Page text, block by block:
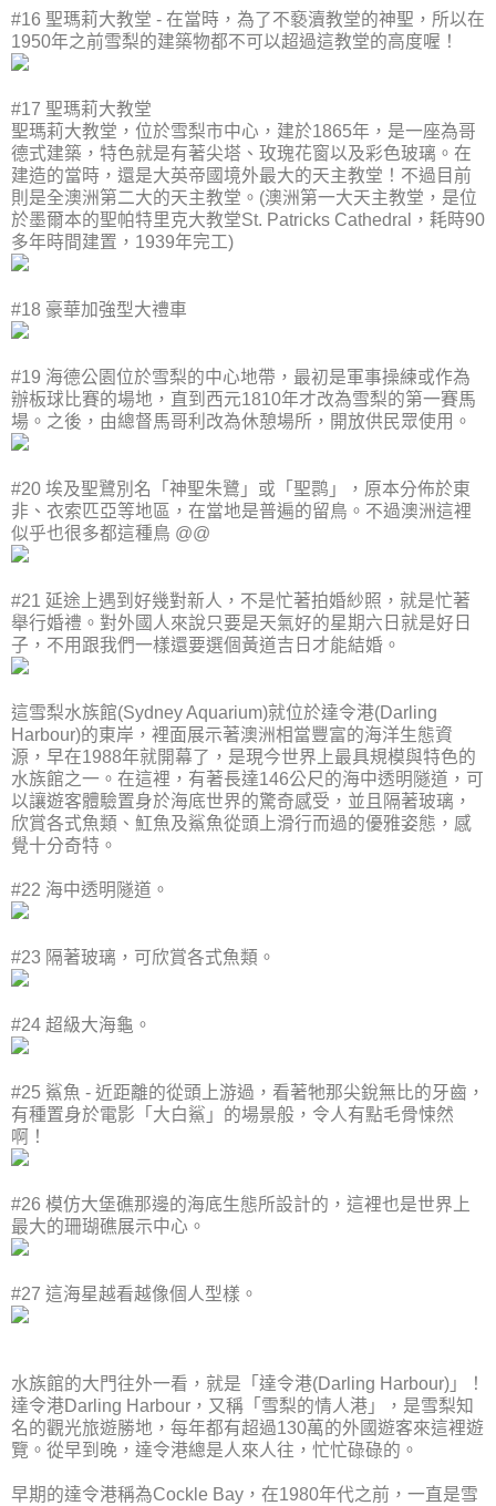
#16 聖瑪莉大教堂 - 在當時，為了不褻瀆教堂的神聖，所以在
1950年之前雪梨的建築物都不可以超過這教堂的高度喔！
#17 聖瑪莉大教堂
聖瑪莉大教堂，位於雪梨市中心，建於1865年，是一座為哥
德式建築，特色就是有著尖塔、玫瑰花窗以及彩色玻璃。在
建造的當時，還是大英帝國境外最大的天主教堂！不過目前
則是全澳洲第二大的天主教堂。(澳洲第一大天主教堂，是位
於墨爾本的聖帕特里克大教堂St. Patricks Cathedral，耗時90
多年時間建置，1939年完工)
#18 豪華加強型大禮車
#19 海德公園位於雪梨的中心地帶，最初是軍事操練或作為
辦板球比賽的場地，直到西元1810年才改為雪梨的第一賽馬
場。之後，由總督馬哥利改為休憩場所，開放供民眾使用。
#20 埃及聖鷺別名「神聖朱鷺」或「聖鹮」，原本分佈於東
非、衣索匹亞等地區，在當地是普遍的留鳥。不過澳洲這裡
似乎也很多都這種鳥 @@
#21 延途上遇到好幾對新人，不是忙著拍婚紗照，就是忙著
舉行婚禮。對外國人來說只要是天氣好的星期六日就是好日
子，不用跟我們一樣還要選個黃道吉日才能結婚。
這雪梨水族館(Sydney Aquarium)就位於達令港(Darling
Harbour)的東岸，裡面展示著澳洲相當豐富的海洋生態資
源，早在1988年就開幕了，是現今世界上最具規模與特色的
水族館之一。在這裡，有著長達146公尺的海中透明隧道，可
以讓遊客體驗置身於海底世界的驚奇感受，並且隔著玻璃，
欣賞各式魚類、魟魚及鯊魚從頭上滑行而過的優雅姿態，感
覺十分奇特。
#22 海中透明隧道。
#23 隔著玻璃，可欣賞各式魚類。
#24 超級大海龜。
#25 鯊魚 - 近距離的從頭上游過，看著牠那尖銳無比的牙齒，
有種置身於電影「大白鯊」的場景般，令人有點毛骨悚然
啊！
#26 模仿大堡礁那邊的海底生態所設計的，這裡也是世界上
最大的珊瑚礁展示中心。
#27 這海星越看越像個人型樣。
水族館的大門往外一看，就是「達令港(Darling Harbour)」！
達令港Darling Harbour，又稱「雪梨的情人港」，是雪梨知
名的觀光旅遊勝地，每年都有超過130萬的外國遊客來這裡遊
覽。從早到晚，達令港總是人來人往，忙忙碌碌的。
早期的達令港稱為Cockle Bay，在1980年代之前，一直是雪